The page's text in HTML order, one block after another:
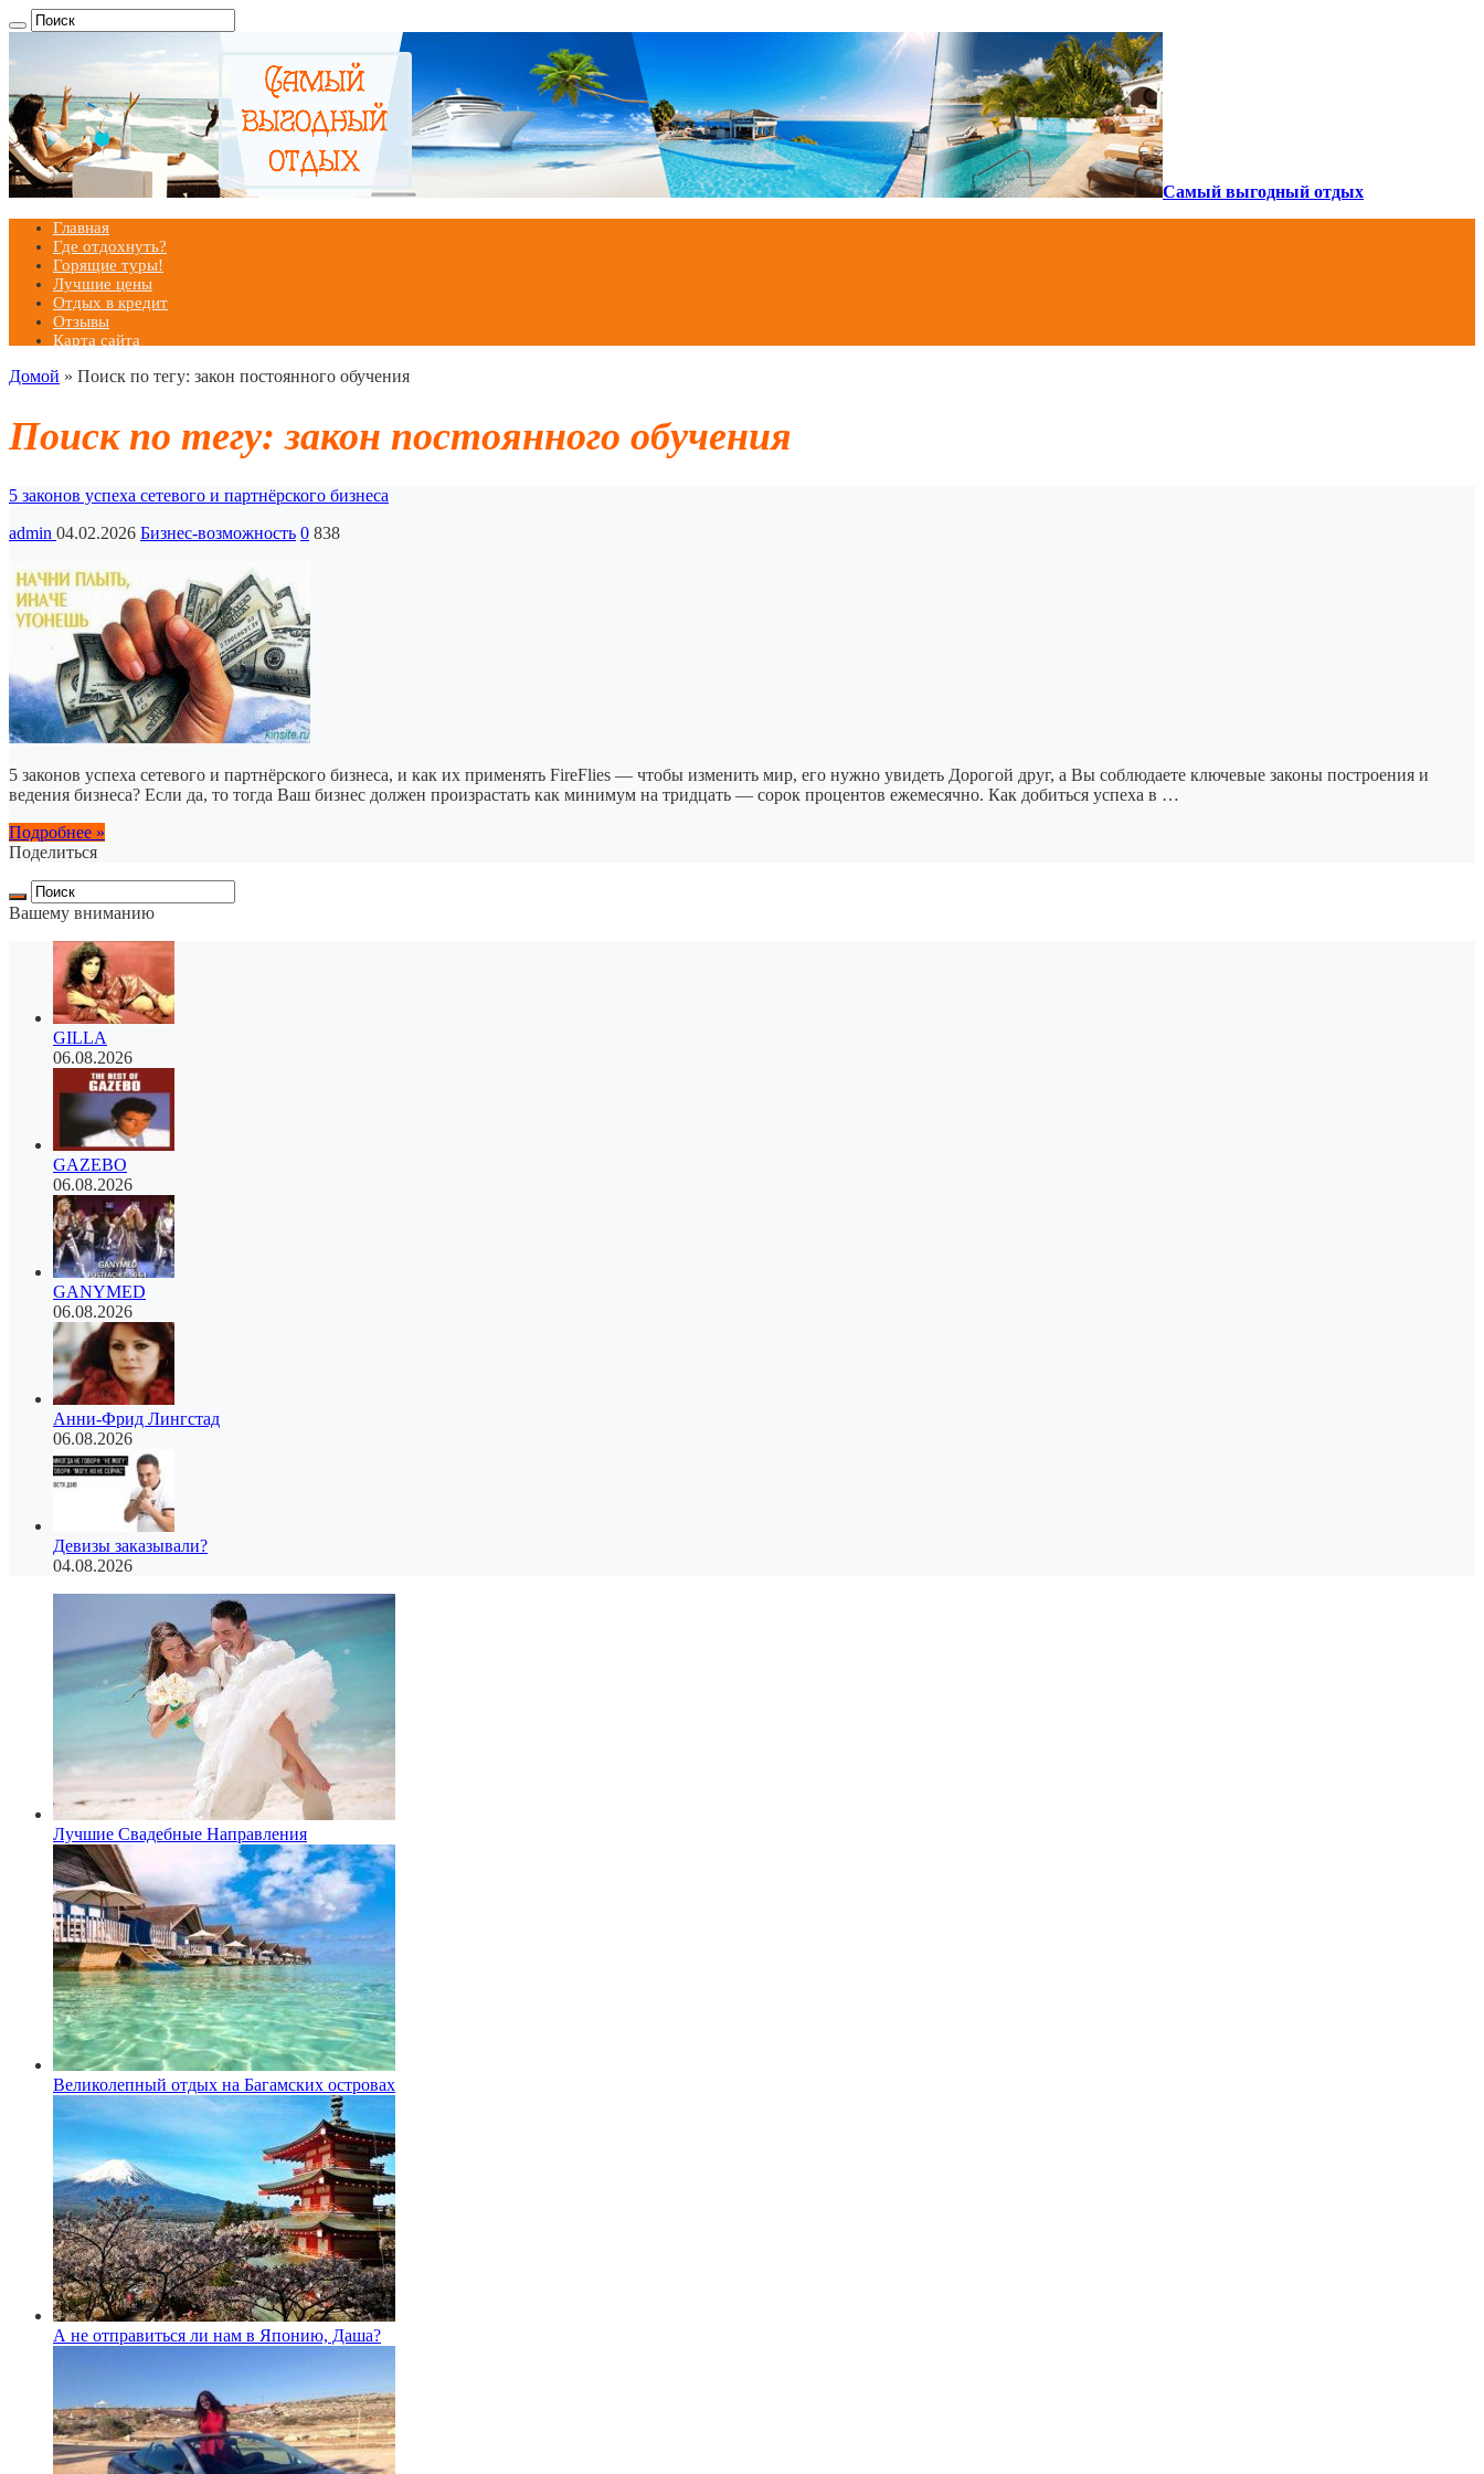
Самый выгодный отдых
Главная
Где отдохнуть?
Горящие туры!
Лучшие цены
Отдых в кредит
Отзывы
Карта сайта
Домой » Поиск по тегу: закон постоянного обучения
Поиск по тегу:закон постоянного обучения
5 законов успеха сетевого и партнёрского бизнеса
admin 04.02.2026 Бизнес-возможность 0 838
5 законов успеха сетевого и партнёрского бизнеса, и как их применять FireFlies — чтобы изменить мир, его нужно увидеть Дорогой друг, а Вы соблюдаете ключевые законы построения и
ведения бизнеса? Если да, то тогда Ваш бизнес должен произрастать как минимум на тридцать — сорок процентов ежемесячно. Как добиться успеха в …
Подробнее »
Поделиться
Вашему вниманию
GILLA
06.08.2026
GAZEBO
06.08.2026
GANYMED
06.08.2026
Анни-Фрид Лингстад
06.08.2026
Девизы заказывали?
04.08.2026
Лучшие Свадебные Направления
Великолепный отдых на Багамских островах
А не отправиться ли нам в Японию, Даша?